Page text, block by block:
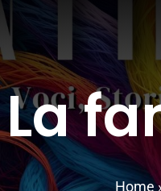
La
Home